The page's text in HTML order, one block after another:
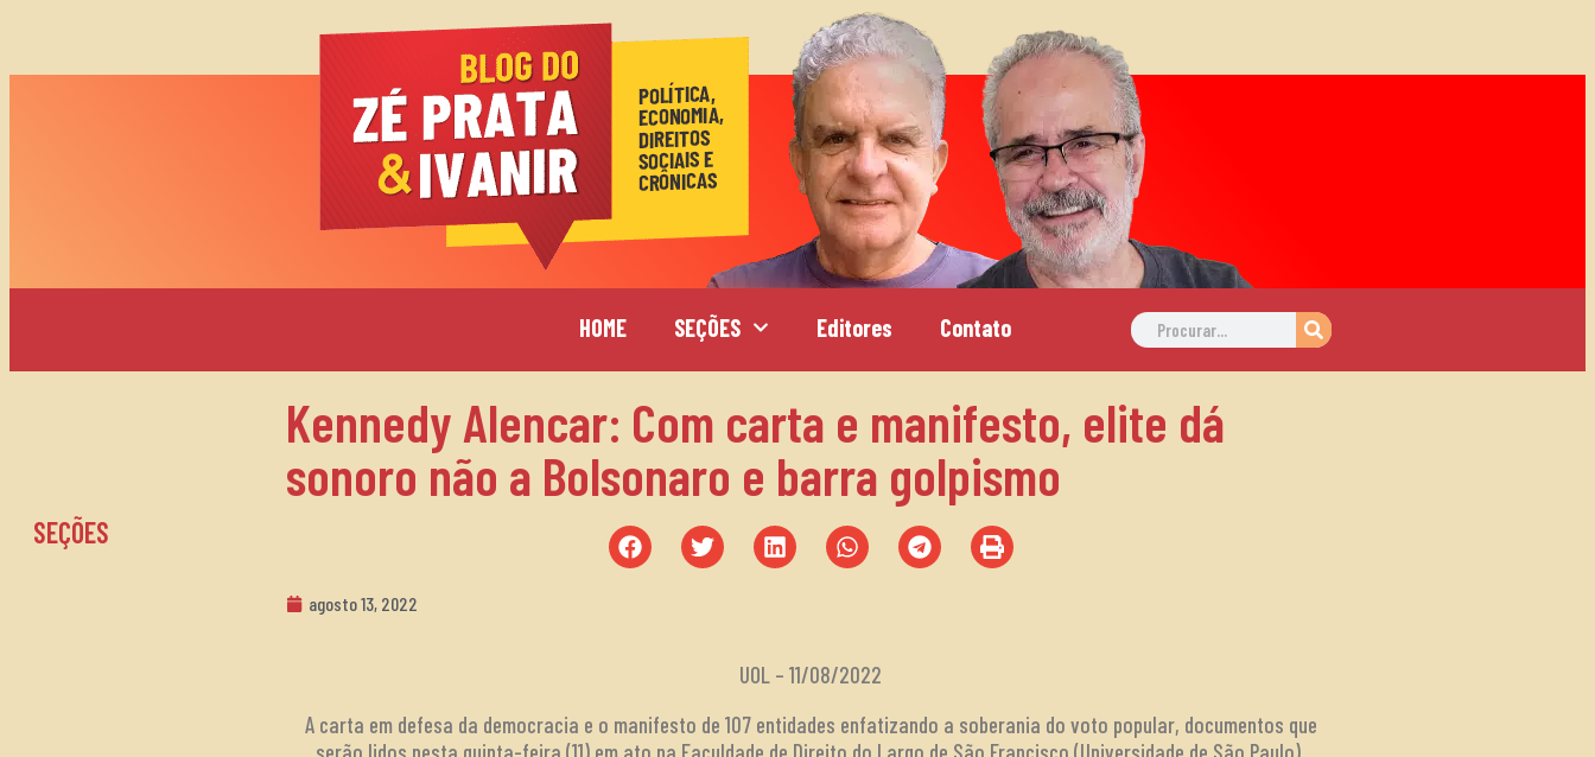
HOME SEÇÕES Editores Contato
SEÇÕES
Kennedy Alencar: Com carta e manifesto, elite dá
sonoro não a Bolsonaro e barra golpismo
agosto 13, 2022
UOL – 11/08/2022
A carta em defesa da democracia e o manifesto de 107 entidades enfatizando a soberania do voto popular, documentos que